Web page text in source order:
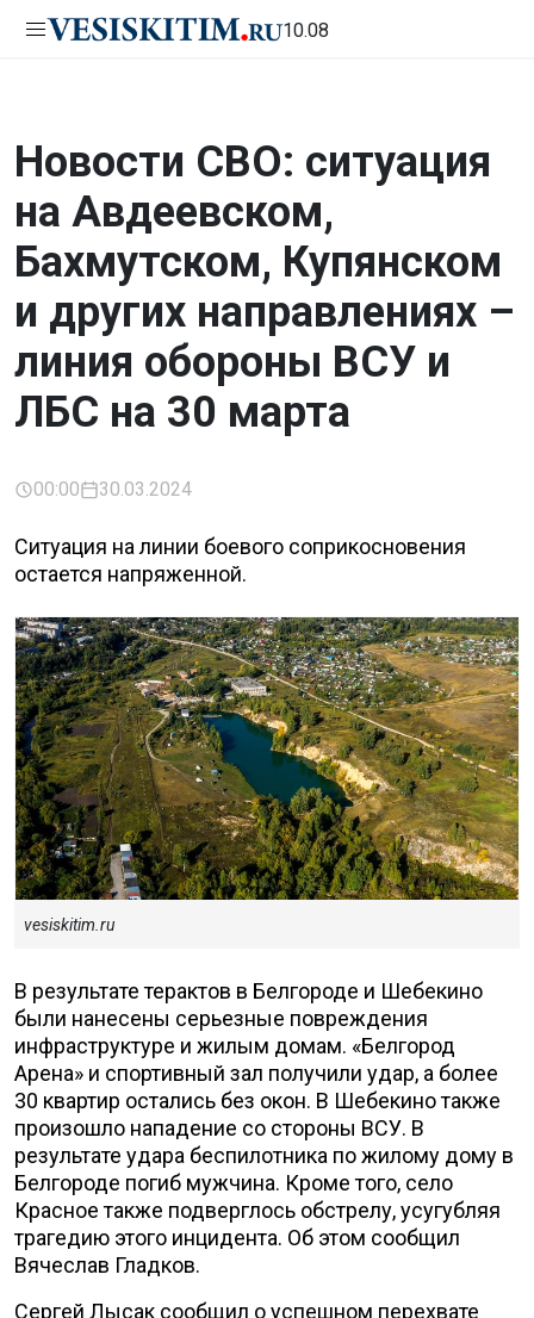
10.08
Новости СВО: ситуация
на Авдеевском,
Бахмутском, Купянском
и других направлениях –
линия обороны ВСУ и
ЛБС на 30 марта
00:00 30.03.2024
Ситуация на линии боевого соприкосновения
остается напряженной.
vesiskitim.ru
В результате терактов в Белгороде и Шебекино
были нанесены серьезные повреждения
инфраструктуре и жилым домам. «Белгород
Арена» и спортивный зал получили удар, а более
30 квартир остались без окон. В Шебекино также
произошло нападение со стороны ВСУ. В
результате удара беспилотника по жилому дому в
Белгороде погиб мужчина. Кроме того, село
Красное также подверглось обстрелу, усугубляя
трагедию этого инцидента. Об этом сообщил
Вячеслав Гладков.
Сергей Лысак сообщил о успешном перехвате